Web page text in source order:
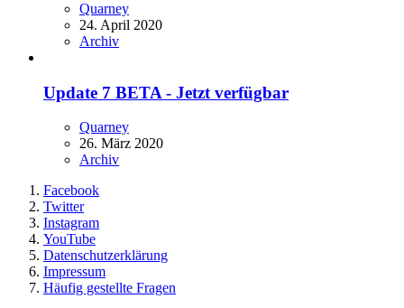
Quarney
24. April 2020
Archiv
Update 7 BETA - Jetzt verfügbar
Quarney
26. März 2020
Archiv
Facebook
Twitter
Instagram
YouTube
Datenschutzerklärung
Impressum
Häufig gestellte Fragen